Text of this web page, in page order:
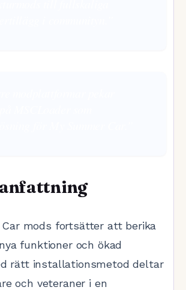
Car mods fortsätter att berika
funktioner och ökad
rätt installationsmetod deltar
och veteraner i en